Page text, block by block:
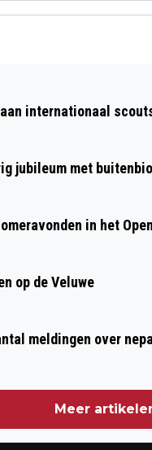
internationaal
jubileum met
in het
op de Veluwe
meldingen over
Meer